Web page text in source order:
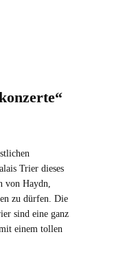
Trier dieses
von Haydn,
zu dürfen. Die
sind eine ganz
einem tollen